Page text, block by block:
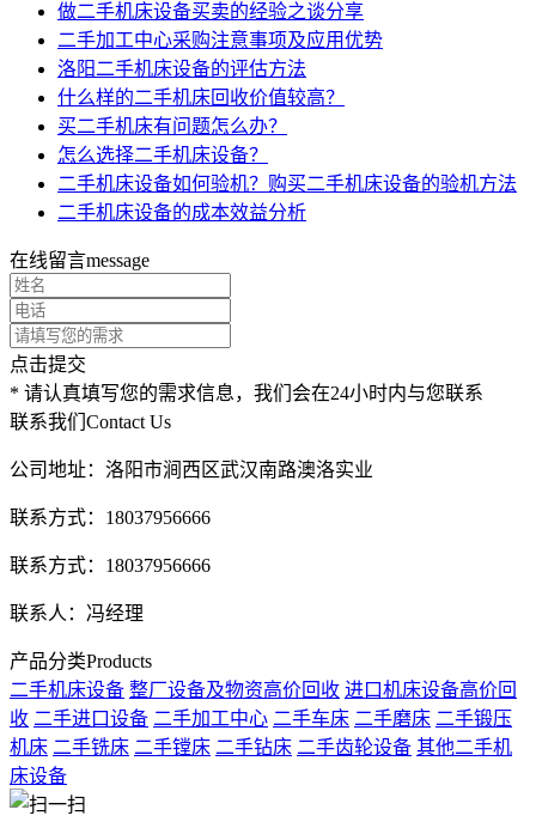
做二手机床设备买卖的经验之谈分享
二手加工中心采购注意事项及应用优势
洛阳二手机床设备的评估方法
什么样的二手机床回收价值较高？
买二手机床有问题怎么办？
怎么选择二手机床设备？
二手机床设备如何验机？购买二手机床设备的验机方法
二手机床设备的成本效益分析
在线留言message
点击提交
* 请认真填写您的需求信息，我们会在24小时内与您联系
联系我们 Contact Us
公司地址：洛阳市涧西区武汉南路澳洛实业
联系方式：18037956666
联系方式：18037956666
联系人：冯经理
产品分类Products
二手机床设备 整厂设备及物资高价回收 进口机床设备高价回
收 二手进口设备 二手加工中心 二手车床 二手磨床 二手锻压
机床 二手铣床 二手镗床 二手钻床 二手齿轮设备 其他二手机
床设备